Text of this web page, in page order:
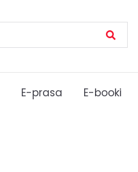
E-prasa E-booki